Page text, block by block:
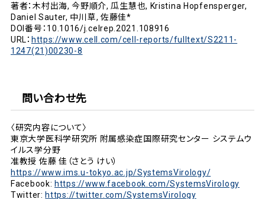
著者：木村出海, 今野順介, 瓜生慧也, Kristina Hopfensperger,
Daniel Sauter, 中川草, 佐藤佳*
DOI番号：10.1016/j.celrep.2021.108916
URL： https://www.cell.com/cell-reports/fulltext/S2211-
1247(21)00230-8
問い合わせ先
〈研究内容について〉
東京大学医科学研究所 附属感染症国際研究センター システムウ
イルス学分野
准教授 佐藤 佳（さとう けい）
https://www.ims.u-tokyo.ac.jp/SystemsVirology/
Facebook: https://www.facebook.com/SystemsVirology
Twitter: https://twitter.com/SystemsVirology